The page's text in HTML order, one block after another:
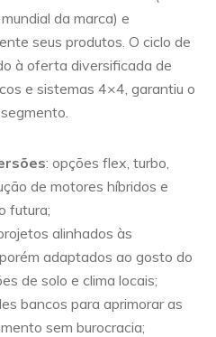
da marca) e
seus produtos. O ciclo de
à oferta diversificada de
e sistemas 4×4, garantiu o
: opções flex, turbo,
de motores híbridos e
futura;
alinhados às
adaptados ao gosto do
de solo e clima locais;
bancos para aprimorar as
sem burocracia;